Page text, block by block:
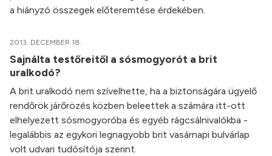
a hiányzó összegek előteremtése érdekében.
2013. DECEMBER 18.
Sajnálta testőreitől a sósmogyorót a brit
uralkodó?
A brit uralkodó nem szívelhette, ha a biztonságára ügyelő
rendőrök járőrözés közben beleettek a számára itt-ott
elhelyezett sósmogyoróba és egyéb rágcsálnivalókba -
legalábbis az egykori legnagyobb brit vasárnapi bulvárlap
volt udvari tudósítója szerint.